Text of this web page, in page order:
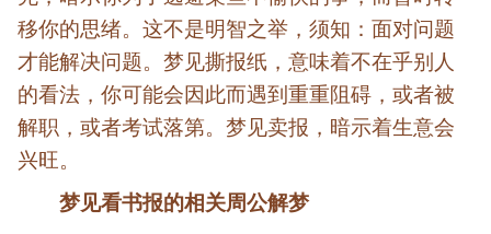
移你的思绪。这不是明智之举，须知：面对问题
才能解决问题。梦见撕报纸，意味着不在乎别人
的看法，你可能会因此而遇到重重阻碍，或者被
解职，或者考试落第。梦见卖报，暗示着生意会
兴旺。
梦见看书报的相关周公解梦